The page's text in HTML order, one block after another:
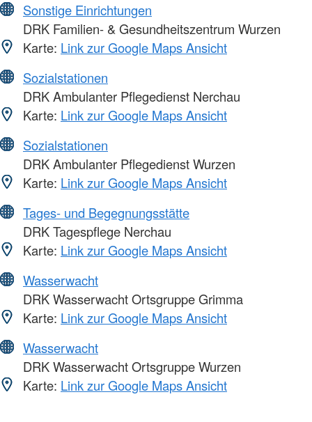
Sonstige Einrichtungen
DRK Familien- & Gesundheitszentrum Wurzen
Karte: Link zur Google Maps Ansicht
Sozialstationen
DRK Ambulanter Pflegedienst Nerchau
Karte: Link zur Google Maps Ansicht
Sozialstationen
DRK Ambulanter Pflegedienst Wurzen
Karte: Link zur Google Maps Ansicht
Tages- und Begegnungsstätte
DRK Tagespflege Nerchau
Karte: Link zur Google Maps Ansicht
Wasserwacht
DRK Wasserwacht Ortsgruppe Grimma
Karte: Link zur Google Maps Ansicht
Wasserwacht
DRK Wasserwacht Ortsgruppe Wurzen
Karte: Link zur Google Maps Ansicht